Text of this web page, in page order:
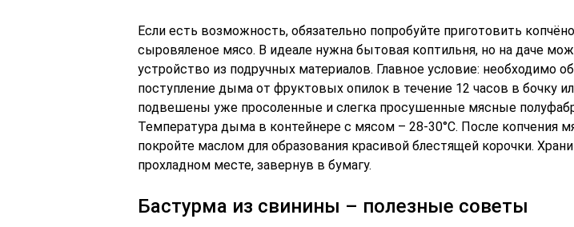
Если есть возможность, обязательно попробуйте приготовить
сыровяленое мясо. В идеале нужна бытовая коптильня, но на даче
устройство из подручных материалов. Главное условие: необходимо
поступление дыма от фруктовых опилок в течение 12 часов в бочку
подвешены уже просоленные и слегка просушенные мясные
Температура дыма в контейнере с мясом – 28-30°С. После копчения
покройте маслом для образования красивой блестящей корочки.
прохладном месте, завернув в бумагу.
Бастурма из свинины – полезные советы